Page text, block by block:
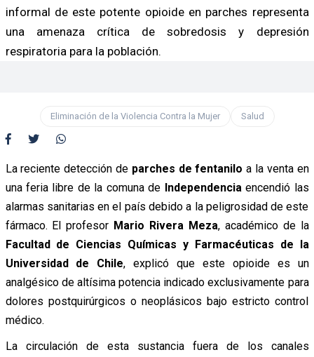
informal de este potente opioide en parches representa
una amenaza crítica de sobredosis y depresión
respiratoria para la población.
Eliminación de la Violencia Contra la Mujer Salud
La reciente detección de parches de fentanilo a la venta en
una feria libre de la comuna de Independencia encendió las
alarmas sanitarias en el país debido a la peligrosidad de este
fármaco. El profesor Mario Rivera Meza, académico de la
Facultad de Ciencias Químicas y Farmacéuticas de la
Universidad de Chile, explicó que este opioide es un
analgésico de altísima potencia indicado exclusivamente para
dolores postquirúrgicos o neoplásicos bajo estricto control
médico.
La circulación de esta sustancia fuera de los canales